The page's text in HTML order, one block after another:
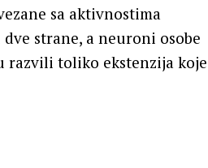
sa aktivnostima
strane, a neuroni osobe
razvili toliko ekstenzija koje